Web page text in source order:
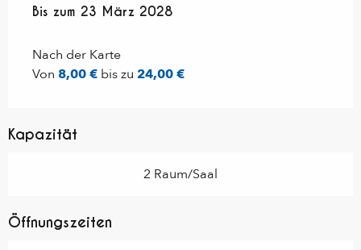
ab 23 März 2023bis zum
Bis zum 23 März 2028
Nach der Karte
Von 8,00 € bis zu 24,00 €
Kapazität
2 Raum/Saal
Öffnungszeiten